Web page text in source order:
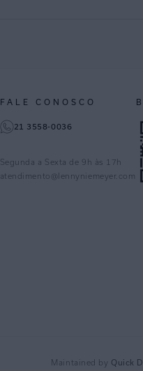
FALE CONOSCO
21 3558-0036
Segunda a Sexta de 9h às 17h
atendimento@lennyniemeyer.com
Maintained by Quick